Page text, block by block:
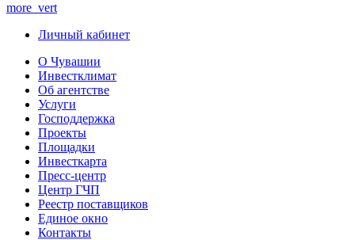
more_vert
Личный кабинет
О Чувашии
Инвестклимат
Об агентстве
Услуги
Господдержка
Проекты
Площадки
Инвесткарта
Пресс-центр
Центр ГЧП
Реестр поставщиков
Единое окно
Контакты